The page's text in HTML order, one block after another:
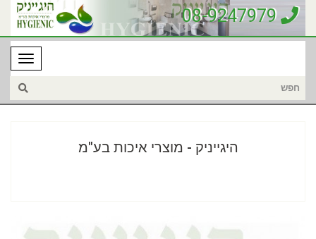
08-9247979
היגייניק - מוצרי איכות בע"מ